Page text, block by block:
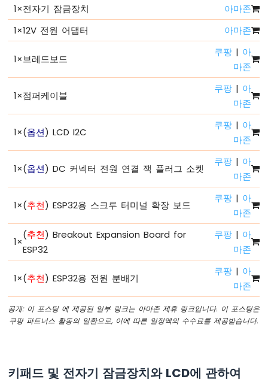
리
얼
플
로
터
전
원
급
방
ESP32
버
튼
-
버
-
디
운
스
ESP32
-
1×전자기 잠금장치
아마존
1×12V 전원 어댑터 아마존
1×브레드보드
쿠팡 | 아
마존
1×점퍼케이블
쿠팡 | 아
마존
1×(옵션) LCD I2C
쿠팡 | 아
마존
1×(옵션) DC 커넥터 전원 연결 잭 플러그 소켓
쿠팡 | 아
마존
1×(추천) ESP32용 스크루 터미널 확장 보드
쿠팡 | 아
마존
1×
(추천) Breakout Expansion Board for
ESP32
쿠팡 | 아
마존
1×(추천) ESP32용 전원 분배기
쿠팡 | 아
마존
공개: 이 포스팅 에 제공된 일부 링크는 아마존 제휴 링크입니다. 이 포스팅은
쿠팡 파트너스 활동의 일환으로, 이에 따른 일정액의 수수료를 제공받습니다.
키패드 및 전자기 잠금장치와 LCD에 관하여